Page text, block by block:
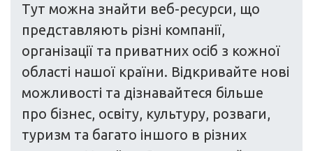
Тут можна знайти веб-ресурси, що
представляють різні компанії,
організації та приватних осіб з кожної
області нашої країни. Відкривайте нові
можливості та дізнавайтеся більше
про бізнес, освіту, культуру, розваги,
туризм та багато іншого в різних